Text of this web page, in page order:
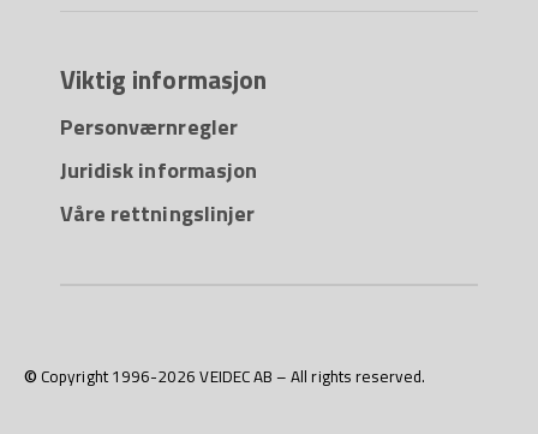
Viktig informasjon
Personværnregler
Juridisk informasjon
Våre rettningslinjer
© Copyright 1996-2026 VEIDEC AB – All rights reserved.